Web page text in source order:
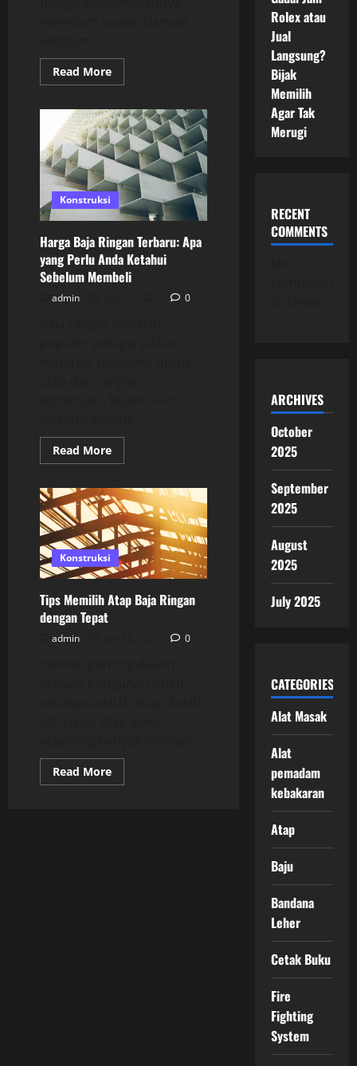
Read MoreRead
more
Salah
Pilih!
Inilah
Jenis
Genteng
Metal
Pasir
Yang
Harus
Anda
Konstruksi
Harga Baja Ringan Terbaru: Apa
yang Perlu Anda Ketahui
Sebelum Membeli
admin 0
Read MoreRead
more
Baja
Ringan
Terbaru:
Apa
yang
Perlu
Anda
Ketahui
Sebelum
Membeli
Konstruksi
Tips Memilih Atap Baja Ringan
dengan Tepat
admin 0
Read MoreRead
more
Rolex atau
Jual
Langsung?
Bijak
Memilih
Agar Tak
Merugi
RECENT
COMMENTS
ARCHIVES
October
2025
September
2025
August
2025
July 2025
CATEGORIES
Alat Masak
Alat
pemadam
kebakaran
Atap
Baju
Bandana
Leher
Cetak Buku
Fire
Fighting
System